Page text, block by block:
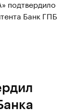
подтвердило
Банк ГПБ